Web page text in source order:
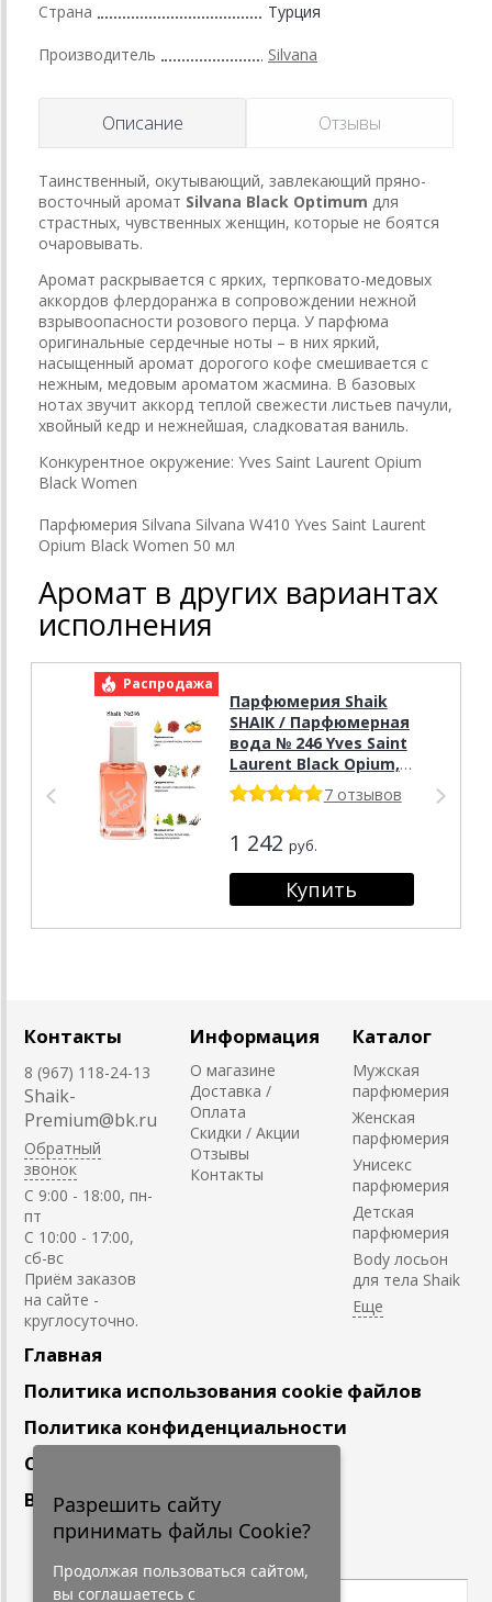
Страна Турция
Производитель Silvana
Описание Отзывы
Таинственный, окутывающий, завлекающий пряно-
восточный аромат Silvana Black Optimum для
страстных, чувственных женщин, которые не боятся
очаровывать.
Аромат раскрывается с ярких, терпковато-медовых
аккордов флердоранжа в сопровождении нежной
взрывоопасности розового перца. У парфюма
оригинальные сердечные ноты – в них яркий,
насыщенный аромат дорогого кофе смешивается с
нежным, медовым ароматом жасмина. В базовых
нотах звучит аккорд теплой свежести листьев пачули,
хвойный кедр и нежнейшая, сладковатая ваниль.
Конкурентное окружение: Yves Saint Laurent Opium
Black Women
Парфюмерия Silvana Silvana W410 Yves Saint Laurent
Opium Black Women 50 мл
Аромат в других вариантах
исполнения
Распродажа
Парфюмерия Shaik
SHAIK / Парфюмерная
вода № 246 Yves Saint
Laurent Black Opium,
50 мл.
7 отзывов
1 242 руб.
Контакты
8 (967) 118-24-13
Shaik-
Premium@bk.ru
Обратный
звонок
C 9:00 - 18:00, пн-
пт
С 10:00 - 17:00,
сб-вс
Приём заказов
на сайте -
круглосуточно.
Информация
О магазине
Доставка /
Оплата
Скидки / Акции
Отзывы
Контакты
Каталог
Мужская
парфюмерия
Женская
парфюмерия
Унисекс
парфюмерия
Детская
парфюмерия
Body лосьон
для тела Shaik
Главная
Политика использования cookie файлов
Политика конфиденциальности
Сотрудничество
Вакансии
Подпишитесь
Разрешить сайту
принимать файлы Cookie?
Продолжая пользоваться сайтом,
вы соглашаетесь с